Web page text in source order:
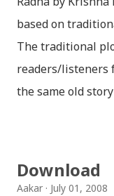
based on
The traditional
readers/listeners
the same old
amazed while
Download
Aakar July 01, 2008